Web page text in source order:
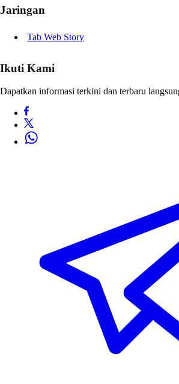
Jaringan
Tab Web Story
Ikuti Kami
Dapatkan informasi terkini dan terbaru